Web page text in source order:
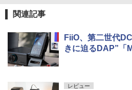
関連記事
FiiO、第二世代
きに迫るDAP”「
レビュー